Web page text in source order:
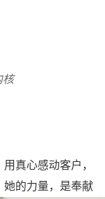
核
真心感动客户，
她的力量，是奉献